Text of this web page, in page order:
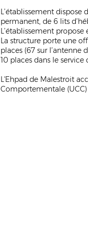
L’établissement dispose
permanent, de 6 lits
L’établissement
La structure porte une
places (67 sur l’antenne
10 places dans le service
L'Ehpad de Malestroit
Comportementale